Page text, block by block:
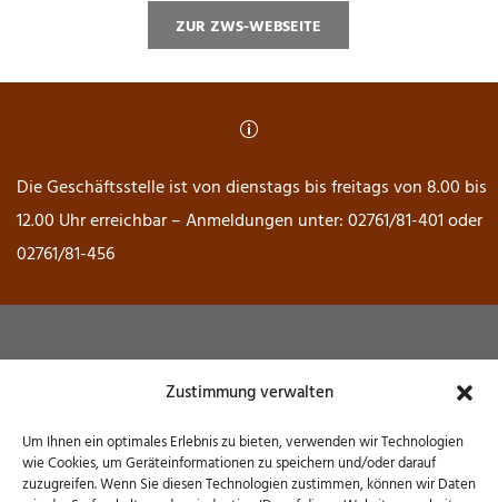
Zustimmung verwalten
Um Ihnen ein optimales Erlebnis zu bieten, verwenden wir Technologien
wie Cookies, um Geräteinformationen zu speichern und/oder darauf
zuzugreifen. Wenn Sie diesen Technologien zustimmen, können wir Daten
ZUR ZWS-WEBSEITE
p
Die Geschäftsstelle ist von dienstags bis freitags von 8.00 bis
12.00 Uhr erreichbar – Anmeldungen unter: 02761/81-401 oder
02761/81-456
Museum Wendener Hütte